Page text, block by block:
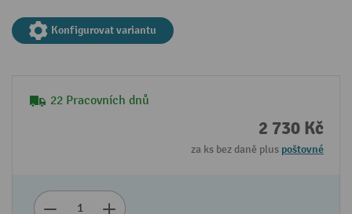
Konfigurovat variantu
22 Pracovních dnů
2 730 Kč
za ks bez daně plus poštovné